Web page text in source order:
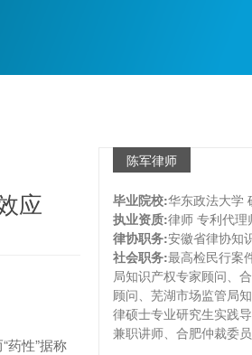
应
药性”据称
陈军律师
毕业院校:华东政法大学
执业资质:律师 专利代理
律协职务:安徽省律协知
社会职务:最高检民行案
局知识产权专家顾问、
顾问、芜湖市场监管局
律硕士专业研究生实践
兼职讲师、合肥仲裁委